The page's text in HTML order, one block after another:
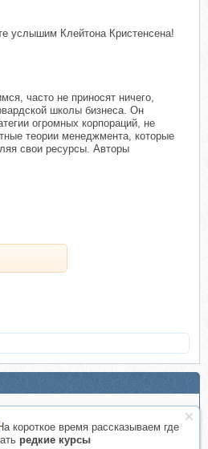
короткое время рассказываем где
редкие курсы
услышим Клейтона Кристенсена!
часто не приносят ничего,
школы бизнеса. Он
огромных корпораций, не
теории менеджмента, которые
свои ресурсы. Авторы